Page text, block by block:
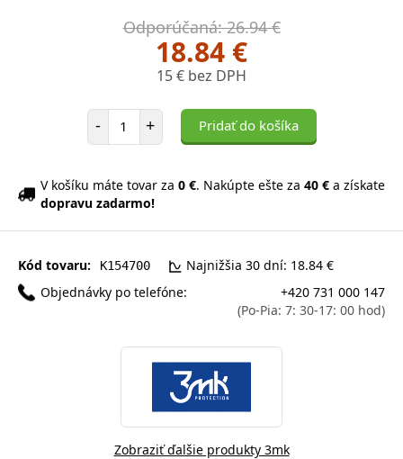
Odporúčaná: 26.94 €
18.84 €
15 € bez DPH
- Počet položiek
+ Pridať do košíka
V košíku máte tovar za 0 €. Nakúpte ešte za 40 € a získate
dopravu zadarmo!
Kód tovaru: K154700
Najnižšia 30 dní: 18.84 €
Objednávky po telefóne:
+420 731 000 147
(Po-Pia: 7: 30-17: 00 hod)
Zobraziť ďalšie produkty 3mk